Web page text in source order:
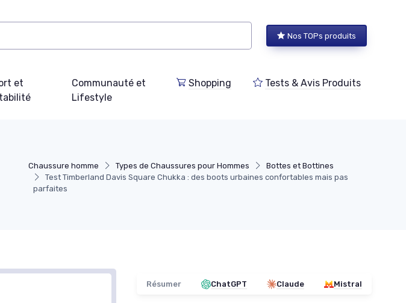
Nos TOPs produits
et
Communauté et
Lifestyle
Shopping Tests & Avis Produits
Chaussure homme Types de Chaussures pour Hommes
Bottes et Bottines
Test Timberland Davis Square Chukka : des boots urbaines confortables mais pas
parfaites
Résumer ChatGPT Claude Mistral